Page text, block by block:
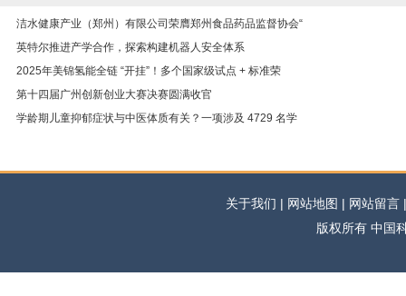
洁水健康产业（郑州）有限公司荣膺郑州食品药品监督协会“
英特尔推进产学合作，探索构建机器人安全体系
2025年美锦氢能全链 “开挂”！多个国家级试点 + 标准荣
第十四届广州创新创业大赛决赛圆满收官
学龄期儿童抑郁症状与中医体质有关？一项涉及 4729 名学
关于我们 | 网站地图 | 网站留
版权所有 中国